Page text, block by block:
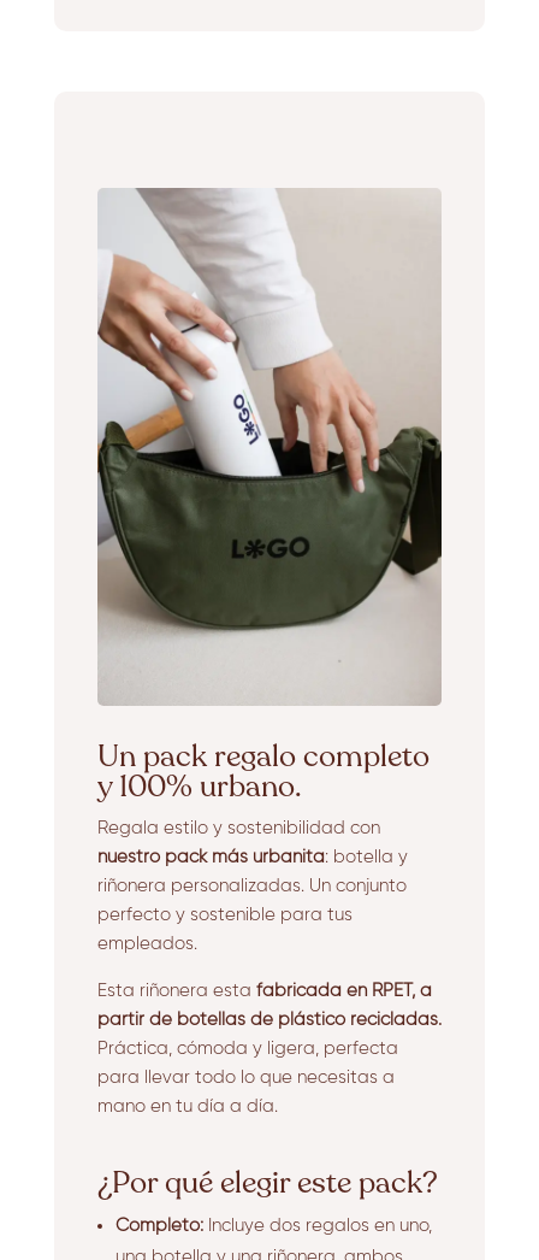
Un pack regalo completo
y 100% urbano.
Regala estilo y sostenibilidad con
nuestro pack más urbanita: botella y
riñonera personalizadas. Un conjunto
perfecto y sostenible para tus
empleados.
Esta riñonera esta fabricada en RPET,a
partir de botellas de plástico recicladas.
Práctica, cómoda y ligera, perfecta
para llevar todo lo que necesitas a
mano en tu día a día.
¿Por qué elegir este pack?
Completo:Incluye dos regalos en uno,